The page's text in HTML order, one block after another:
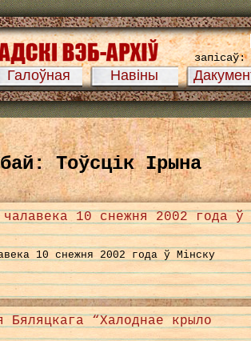
Галоўная Навіны
запісаў:
Тоўсцік Ірына
10 снежня 2002 года ў
10 снежня 2002 года ў Мінску
Бяляцкага “Халоднае крыло